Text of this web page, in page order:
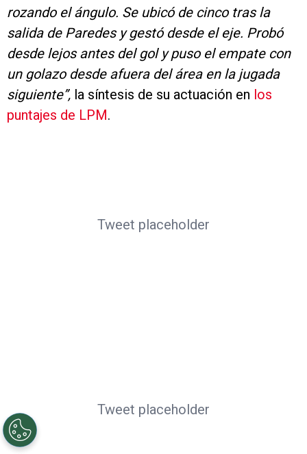
rozando el ángulo. Se ubicó de cinco tras la
salida de Paredes y gestó desde el eje. Probó
desde lejos antes del gol y puso el empate con
un golazo desde afuera del área en la jugada
siguiente”, la síntesis de su actuación en los
puntajes de LPM.
Tweet placeholder
Tweet placeholder